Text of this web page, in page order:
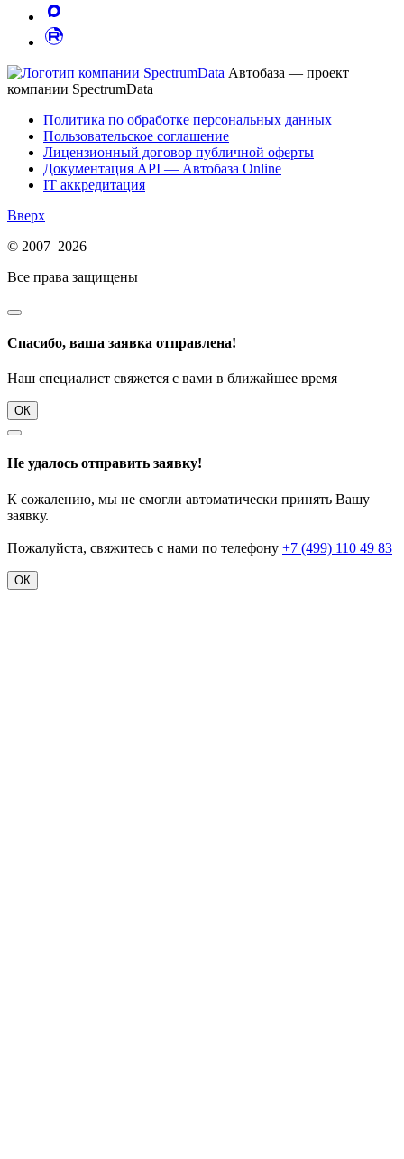
Автобаза — проект
компании SpectrumData
Политика по обработке персональных данных
Пользовательское соглашение
Лицензионный договор публичной оферты
Документация API — Автобаза Online
IT аккредитация
Вверх
© 2007–2026
Все права защищены
Спасибо, ваша заявка отправлена!
Наш специалист свяжется с вами в ближайшее время
ОК
Не удалось отправить заявку!
К сожалению, мы не смогли автоматически принять Вашу
заявку.
Пожалуйста, свяжитесь с нами по телефону +7 (499) 110 49 83
ОК